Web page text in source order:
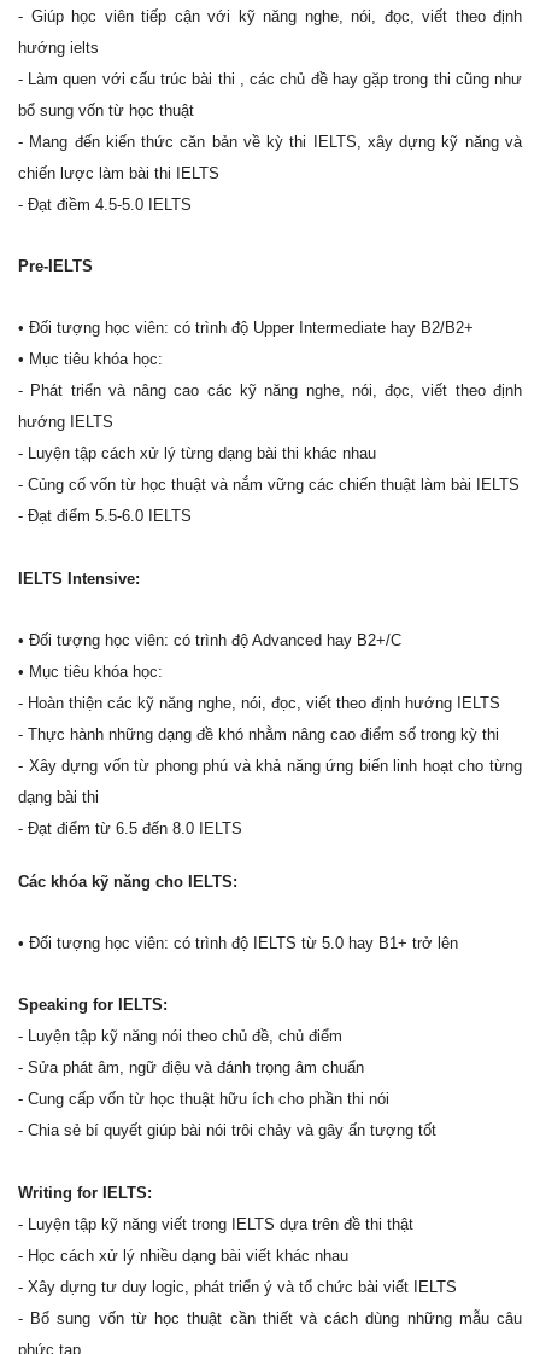
- Giúp học viên tiếp cận với kỹ năng nghe, nói, đọc, viết theo định
hướng ielts
- Làm quen với cấu trúc bài thi , các chủ đề hay gặp trong thi cũng như
bổ sung vốn từ học thuật
- Mang đến kiến thức căn bản về kỳ thi IELTS, xây dựng kỹ năng và
chiến lược làm bài thi IELTS
- Đạt điềm 4.5-5.0 IELTS
Pre-IELTS
• Đối tượng học viên: có trình độ Upper Intermediate hay B2/B2+
• Mục tiêu khóa học:
- Phát triển và nâng cao các kỹ năng nghe, nói, đọc, viết theo định
hướng IELTS
- Luyện tập cách xử lý từng dạng bài thi khác nhau
- Củng cố vốn từ học thuật và nắm vững các chiến thuật làm bài IELTS
- Đạt điểm 5.5-6.0 IELTS
IELTS Intensive:
• Đối tượng học viên: có trình độ Advanced hay B2+/C
• Mục tiêu khóa học:
- Hoàn thiện các kỹ năng nghe, nói, đọc, viết theo định hướng IELTS
- Thực hành những dạng đề khó nhằm nâng cao điểm số trong kỳ thi
- Xây dựng vốn từ phong phú và khả năng ứng biến linh hoạt cho từng
dạng bài thi
- Đạt điểm từ 6.5 đến 8.0 IELTS
Các khóa kỹ năng cho IELTS:
• Đối tượng học viên: có trình độ IELTS từ 5.0 hay B1+ trở lên
Speaking for IELTS:
- Luyện tập kỹ năng nói theo chủ đề, chủ điểm
- Sửa phát âm, ngữ điệu và đánh trọng âm chuẩn
- Cung cấp vốn từ học thuật hữu ích cho phần thi nói
- Chia sẻ bí quyết giúp bài nói trôi chảy và gây ấn tượng tốt
Writing for IELTS:
- Luyện tập kỹ năng viết trong IELTS dựa trên đề thi thật
- Học cách xử lý nhiều dạng bài viết khác nhau
- Xây dựng tư duy logic, phát triển ý và tổ chức bài viết IELTS
- Bổ sung vốn từ học thuật cần thiết và cách dùng những mẫu câu
phức tạp